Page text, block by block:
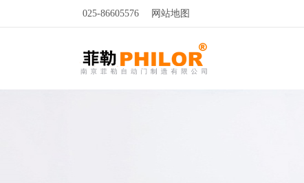
025-86605576 网站地图